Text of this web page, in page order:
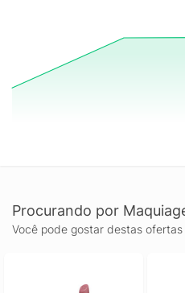
Procurando por
Você pode gostar destas